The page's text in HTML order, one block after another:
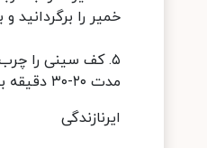
خمیر را
مدت ۲۰-۳۰ دقیقه بپزید، پس از آماده شدن بورک‌ها را به همراه سس دلخواه سرو کنید.
ایرنازندگی